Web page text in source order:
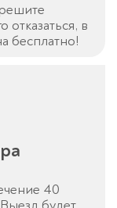
отказаться, в
бесплатно!
40